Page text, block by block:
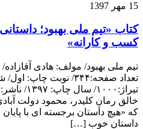
15 مهر 1397
کتاب «تیم ملی بهبود؛
کسب و کارانه»
تیم ملی بهبود/ مولف: هادی
خالق رمانِ کلیدر، محمود دولت
که «هیچ داستان برجسته ای با
داستان خوب […]